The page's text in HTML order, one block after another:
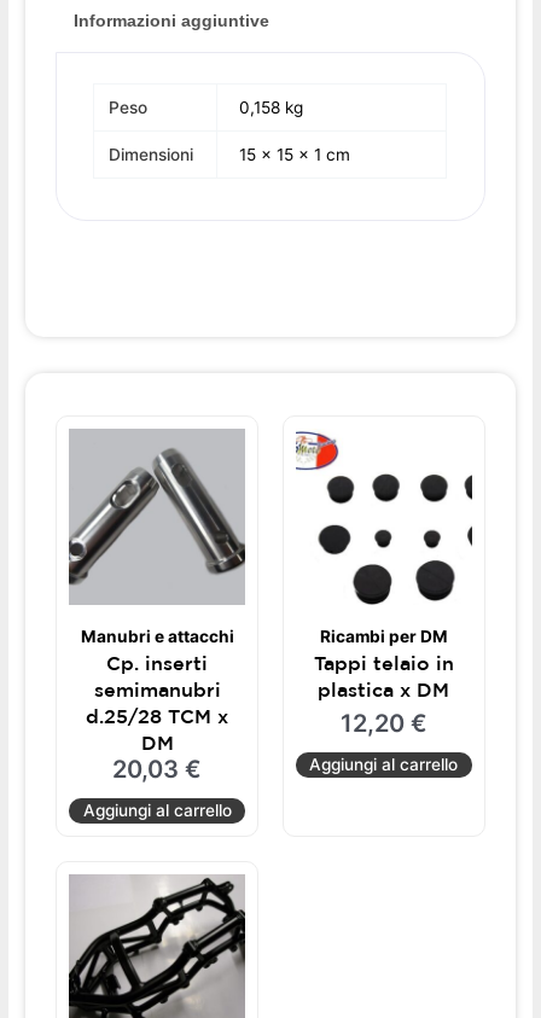
Informazioni aggiuntive
Peso 0,158 kg
Dimensioni 15 × 15 × 1 cm
Manubri e attacchi
Cp. inserti
semimanubri
d.25/28 TCM x
DM
20,03€
Aggiungi al carrello
Ricambi per DM
Tappi telaio in
plastica x DM
12,20 €
Aggiungi al carrello